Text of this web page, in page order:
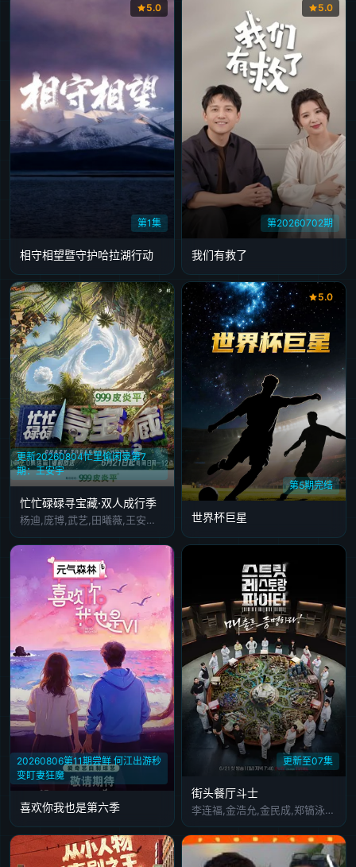
第1集
5.0
相守相望暨守护哈拉湖行动
第20260702期
5.0
我们有救了
更新20260804忙里偷闲录第7
期：王安宇
忙忙碌碌寻宝藏·双人成行季
杨迪,庞博,武艺,田曦薇,王安宇,黄子弘凡,李维嘉,黄明昊,胡一天,吴昕,孙阳,孙阳 Sunny Sun
第5期完结
5.0
世界杯巨星
20260806第11期尝鲜 何江出游秒
变盯妻狂魔
喜欢你我也是第六季
更新至07集
街头餐厅斗士
李连福,金浩允,金民成,郑镐泳,宋勋,洪锡天